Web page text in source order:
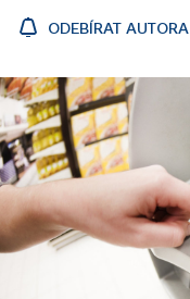
ODEBÍRAT AUTORA